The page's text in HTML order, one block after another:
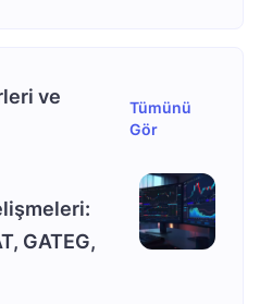
ve
Tümünü
Gör
GATEG,